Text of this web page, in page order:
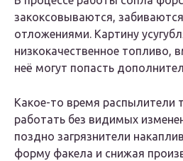
закоксовываются,
отложениями. Картину
низкокачественное топливо,
неё могут попасть
Какое-то время
работать без видимых
поздно загрязнители
форму факела и снижая